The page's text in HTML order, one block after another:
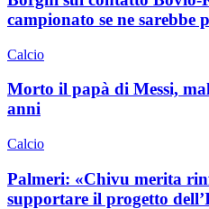
campionato se ne sarebbe
Calcio
Morto il papà di Messi,
anni
Calcio
Palmeri: «Chivu merita
supportare il progetto